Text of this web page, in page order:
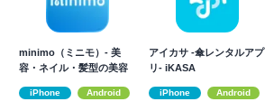
minimo（ミニモ）- 美
容・ネイル・髪型の美容
iPhone Android
アイカサ -傘レンタルアプ
リ- iKASA
iPhone Android